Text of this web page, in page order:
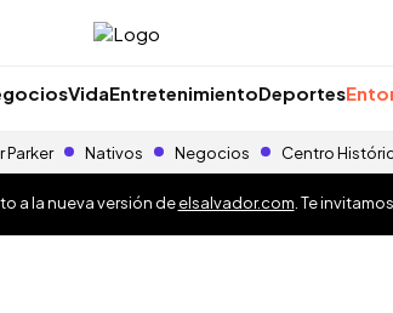
VidaEntretenimientoDeportes
Parker Nativos Negocios Centro
a la nueva versión deelsalvador.com . Te